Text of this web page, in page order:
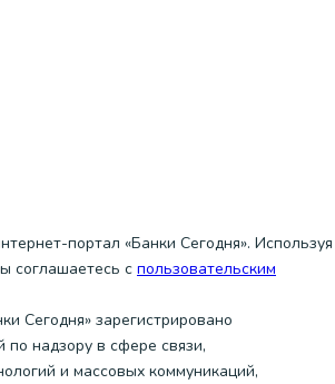
портал «Банки Сегодня». Используя
соглашаетесь с пользовательским
Сегодня» зарегистрировано
по надзору в сфере связи,
и массовых коммуникаций,